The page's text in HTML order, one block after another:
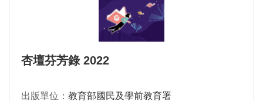
杏壇芬芳錄 2022
出版單位： 教育部國民及學前教育署